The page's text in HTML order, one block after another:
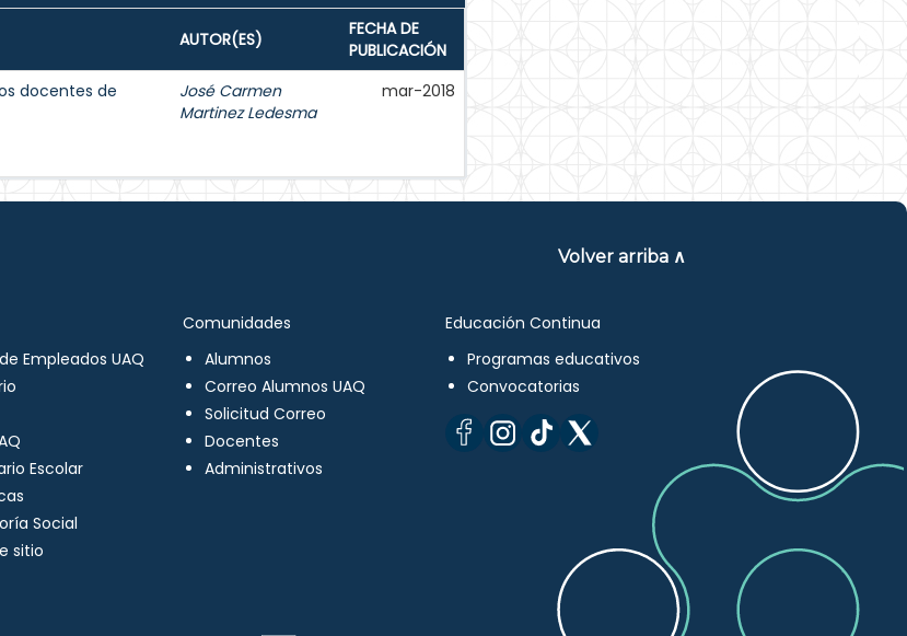
AUTOR(ES)
FECHA DE
PUBLICACIÓN
docentes de
José Carmen
Martinez Ledesma
mar-2018
Volver arriba ∧
Empleados UAQ
Escolar
Social
sitio
Comunidades
Alumnos
Correo Alumnos UAQ
Solicitud Correo
Docentes
Administrativos
Educación Continua
Programas educativos
Convocatorias